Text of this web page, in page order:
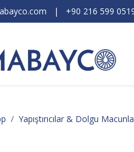
| +90 216 599
Yapıştırıcılar & Dolgu